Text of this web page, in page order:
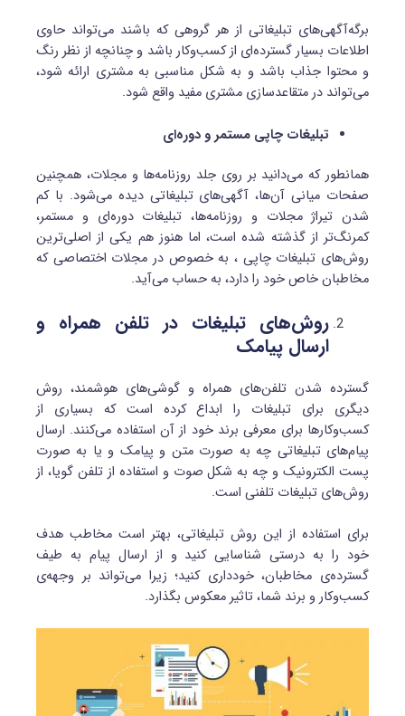
برگه‌‌آگهی‌های تبلیغاتی از هر گروهی که باشند می‌تواند حاوی
اطلاعات بسیار گسترده‌ای از کسب‌وکار باشد و چنانچه از نظر رنگ
و محتوا جذاب باشد و به شکل مناسبی به مشتری ارائه شود،
می‌تواند در متقاعدسازی مشتری مفید واقع شود.
تبلیغات چاپی مستمر و دوره‌ای
همانطور که می‌دانید بر روی جلد روزنامه‌ها و مجلات، همچنین
صفحات میانی آن‌ها، آگهی‌های تبلیغاتی دیده می‌شود. با کم
شدن تیراژ مجلات و روزنامه‌ها، تبلیغات دوره‌ای و مستمر،
کمر‌نگ‌تر از گذشته شده است، اما هنوز هم یکی از اصلی‌ترین
روش‌های تبلیغات چاپی ، به خصوص در مجلات اختصاصی که
مخاطبان خاص خود را دارد، به حساب می‌آید.
روش‌های تبلیغات در تلفن همراه و
ارسال پیامک
گسترده شدن تلفن‌های همراه و گوشی‌های هوشمند، روش
دیگری برای تبلیغات را ابداع کرده است که بسیاری از
کسب‌وکارها برای معرفی برند خود از آن استفاده می‌کنند. ارسال
پیام‌های تبلیغاتی چه به صورت متن و پیامک و یا به صورت
پست الکترونیک و چه به شکل صوت و استفاده از تلفن گویا، از
روش‌های تبلیغات تلفنی است.
برای استفاده از این روش تبلیغاتی، بهتر است مخاطب هدف
خود را به درستی شناسایی کنید و از ارسال پیام‌ به طیف
گسترده‌ی مخاطبان، خودداری کنید؛ زیرا می‌تواند بر وجهه‌ی
کسب‌وکار و برند شما، تاثیر معکوس بگذارد.